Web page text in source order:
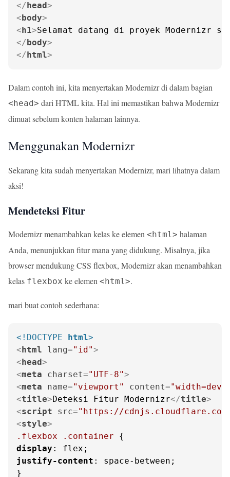
</head>
<body>
<h1>Selamat datang di proyek Modernizr
</body>
</html>
Dalam contoh ini, kita menyertakan Modernizr di dalam bagian
<head> dari HTML kita. Hal ini memastikan bahwa Modernizr
dimuat sebelum konten halaman lainnya.
Menggunakan Modernizr
Sekarang kita sudah menyertakan Modernizr, mari lihatnya dalam
aksi!
Mendeteksi Fitur
Modernizr menambahkan kelas ke elemen <html> halaman
Anda, menunjukkan fitur mana yang didukung. Misalnya, jika
browser mendukung CSS flexbox, Modernizr akan menambahkan
kelas flexbox ke elemen <html>.
mari buat contoh sederhana:
<!DOCTYPE html>
<html lang="id">
<head>
<meta charset="UTF-8">
<meta name="viewport" content=
<title>Deteksi Fitur Modernizr</title>
<script src="https://
<style>
.flexbox
.container
display
justify-content : space-between;